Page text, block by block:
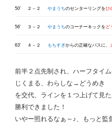
50′ ２－２ やまうちのセンターリングをひ
56′ ３－２ やまうちのコーナーキックを ど
63′ ４－２ もちすぎからの正確なパスに、
前半２点先制され、ハーフタイ
じくまる、わらしな→どうめき
を交代、ラインを１つ上げて見
勝利できました！
いやー照れるなぁ～♪、
もっと監